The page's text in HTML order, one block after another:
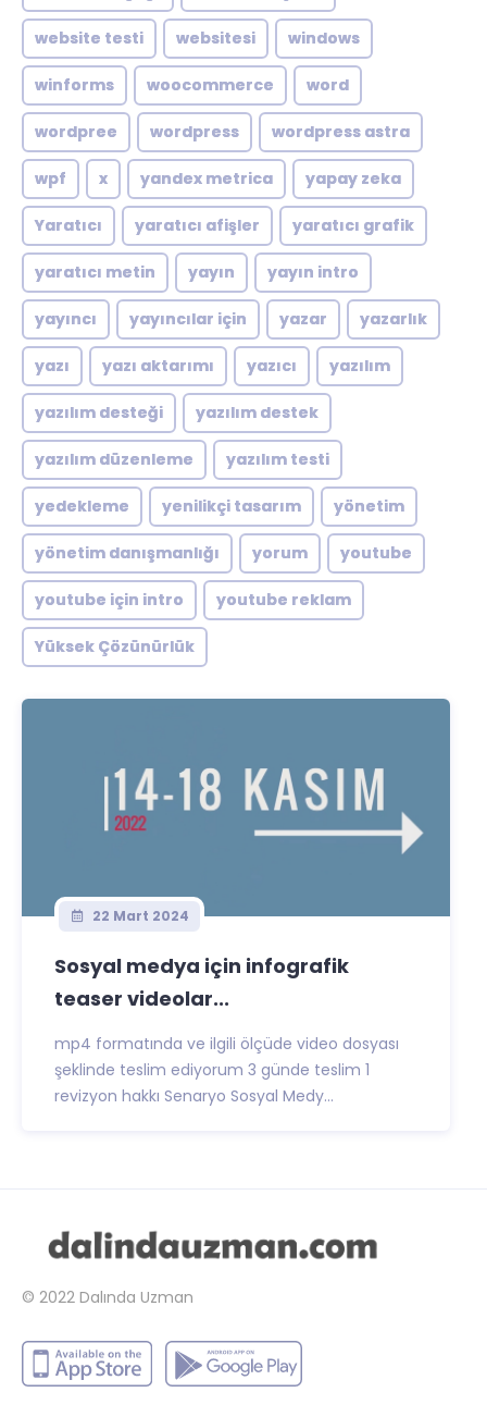
website testi websitesi windows
winforms woocommerce word
wordpree wordpress wordpress astra
wpf x yandex metrica yapay zeka
Yaratıcı yaratıcı afişler yaratıcı grafik
yaratıcı metin yayın yayın intro
yayıncı yayıncılar için yazar yazarlık
yazı yazı aktarımı yazıcı yazılım
yazılım desteği yazılım destek
yazılım düzenleme yazılım testi
yedekleme yenilikçi tasarım yönetim
yönetim danışmanlığı yorum youtube
youtube için intro youtube reklam
Yüksek Çözünürlük
22 Mart 2024
Sosyal medya için infografik
teaser videolar...
mp4 formatında ve ilgili ölçüde video dosyası
şeklinde teslim ediyorum 3 günde teslim 1
revizyon hakkı Senaryo Sosyal Medy...
© 2022 Dalında Uzman